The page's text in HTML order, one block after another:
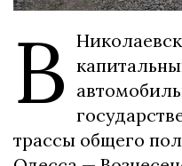
В
трассы общего